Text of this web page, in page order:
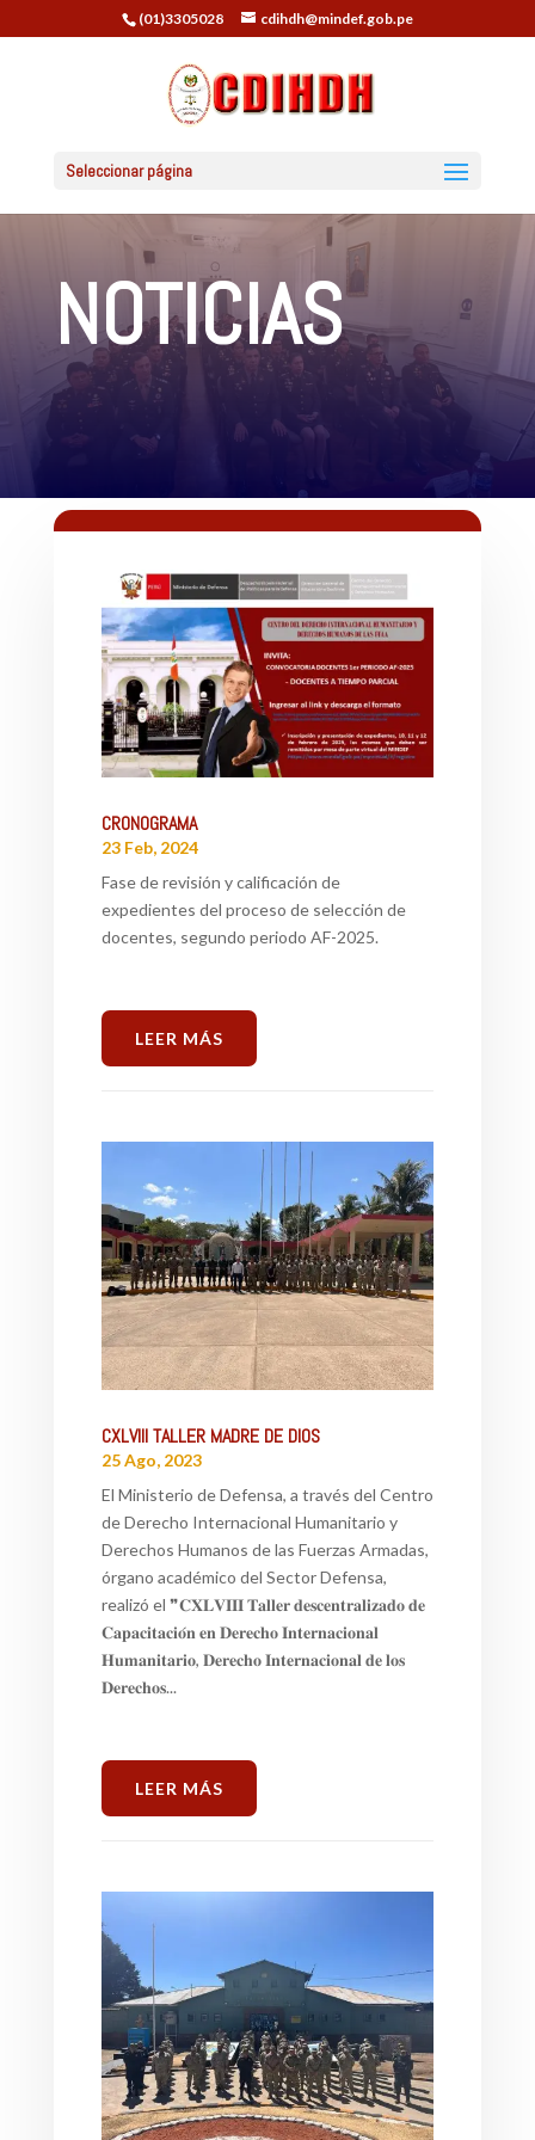
(01)3305028 cdihdh@mindef.gob.pe
Seleccionar página
NOTICIAS
CRONOGRAMA
23 Feb, 2024
Fase de revisión y calificación de
expedientes del proceso de selección de
docentes, segundo periodo AF-2025.
LEER MÁS
CXLVIII TALLER MADRE DE DIOS
25 Ago, 2023
El Ministerio de Defensa, a través del Centro
de Derecho Internacional Humanitario y
Derechos Humanos de las Fuerzas Armadas,
órgano académico del Sector Defensa,
realizó el ❞𝐂𝐗𝐋𝐕𝐈𝐈𝐈 𝐓𝐚𝐥𝐥𝐞𝐫 𝐝𝐞𝐬𝐜𝐞𝐧𝐭𝐫𝐚𝐥𝐢𝐳𝐚𝐝𝐨 𝐝𝐞
𝐂𝐚𝐩𝐚𝐜𝐢𝐭𝐚𝐜𝐢𝐨́𝐧 𝐞𝐧 𝐃𝐞𝐫𝐞𝐜𝐡𝐨 𝐈𝐧𝐭𝐞𝐫𝐧𝐚𝐜𝐢𝐨𝐧𝐚𝐥
𝐇𝐮𝐦𝐚𝐧𝐢𝐭𝐚𝐫𝐢𝐨, 𝐃𝐞𝐫𝐞𝐜𝐡𝐨 𝐈𝐧𝐭𝐞𝐫𝐧𝐚𝐜𝐢𝐨𝐧𝐚𝐥 𝐝𝐞 𝐥𝐨𝐬
𝐃𝐞𝐫𝐞𝐜𝐡𝐨𝐬...
LEER MÁS